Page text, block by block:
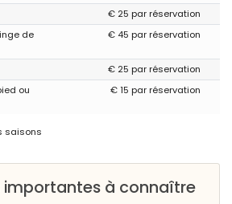
€ 25 par réservation
de
€ 45 par réservation
€ 25 par réservation
ou
€ 15 par réservation
saisons
à connaître